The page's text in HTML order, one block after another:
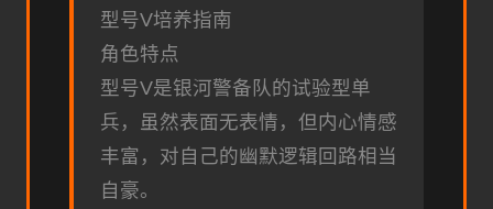
型号V培养指南
角色特点
型号V是银河警备队的试验型单
兵，虽然表面无表情，但内心情感
丰富，对自己的幽默逻辑回路相当
自豪。